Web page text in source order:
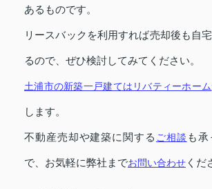
あるものです。
リースバックを利用すれば売却後も自
るので、ぜひ検討してみてください。
土浦市の新築一戸建てはリバティーホーム
します。
不動産売却や建築に関する ご相談 も
で、お気軽に弊社までお問い合わせ くだ